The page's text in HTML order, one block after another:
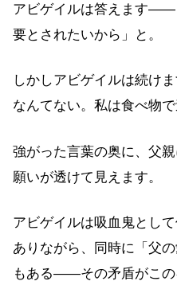
アビゲイルは答えます——
要とされたいから」と。
しかしアビゲイルは続け
なんてない。私は食べ物で
強がった言葉の奥に、父
願いが透けて見えます。
アビゲイルは吸血鬼とし
ありながら、同時に「父
もある——その矛盾がこの